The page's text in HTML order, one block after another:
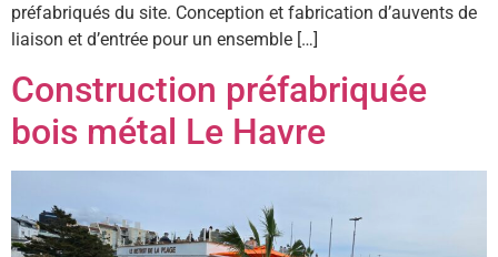
préfabriqués du site. Conception et fabrication d’auvents de
liaison et d’entrée pour un ensemble […]
Construction préfabriquée
bois métal Le Havre